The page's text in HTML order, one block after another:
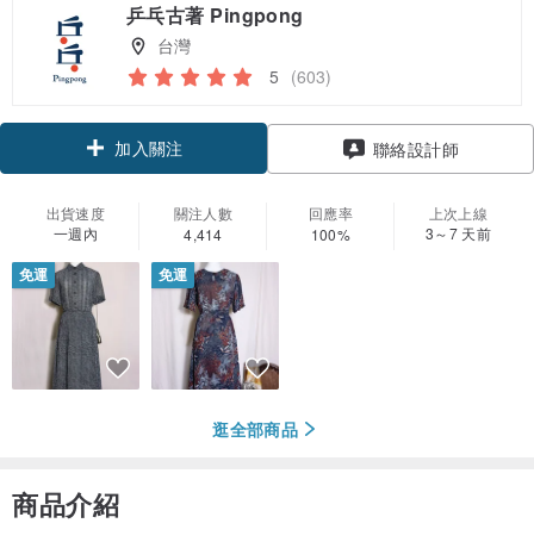
乒乓古著 Pingpong
台灣
5 (603)
加入關注 聯絡設計師
出貨速度
一週內
關注人數
4,414
回應率
100%
上次上線
3～7 天前
免運 免運
逛全部商品
商品介紹